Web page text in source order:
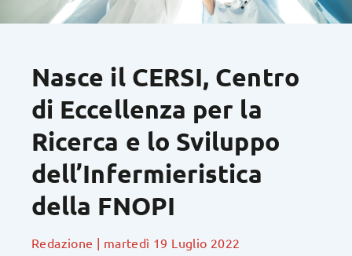
Nasce il CERSI, Centro
di Eccellenza per la
Ricerca e lo Sviluppo
dell’Infermieristica
della FNOPI
Redazione | martedì 19 Luglio 2022